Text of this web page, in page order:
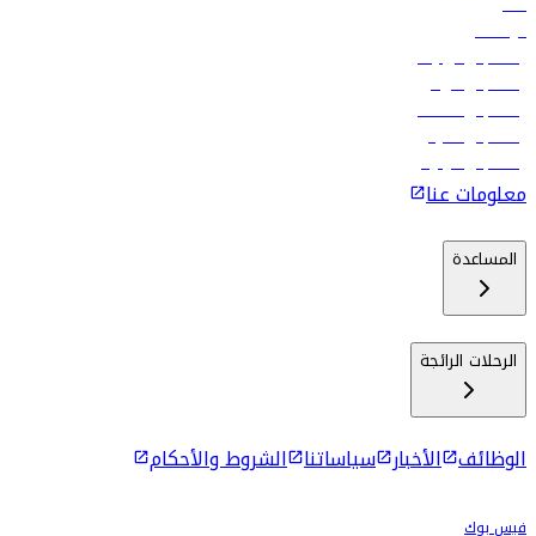
الوظائف
رحلات إلى تبيليسي
رحلات إلى الرياض
رحلات إلى مسقط
رحلات إلى ماليه
رحلات إلى كولومبو
معلومات عنا
المساعدة
الرحلات الرائجة
الوظائف الأخبار سياساتنا الشروط والأحكام
فيس بوك